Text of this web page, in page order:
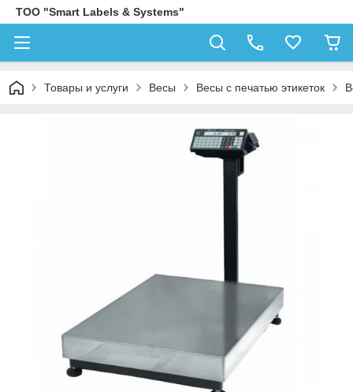
ТОО "Smart Labels & Systems"
Товары и услуги Весы Весы с печатью этикеток